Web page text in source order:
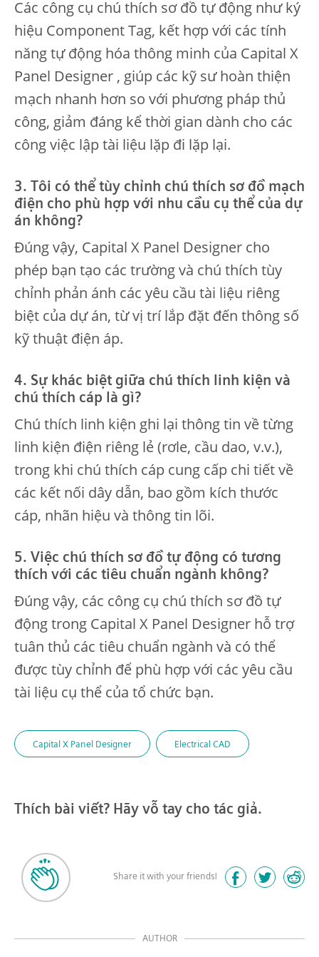
Các công cụ chú thích sơ đồ tự động như ký
hiệu Component Tag, kết hợp với các tính
năng tự động hóa thông minh của Capital X
Panel Designer , giúp các kỹ sư hoàn thiện
mạch nhanh hơn so với phương pháp thủ
công, giảm đáng kể thời gian dành cho các
công việc lập tài liệu lặp đi lặp lại.
3. Tôi có thể tùy chỉnh chú thích sơ đồ mạch
điện cho phù hợp với nhu cầu cụ thể của dự
án không?
Đúng vậy, Capital X Panel Designer cho
phép bạn tạo các trường và chú thích tùy
chỉnh phản ánh các yêu cầu tài liệu riêng
biệt của dự án, từ vị trí lắp đặt đến thông số
kỹ thuật điện áp.
4. Sự khác biệt giữa chú thích linh kiện và
chú thích cáp là gì?
Chú thích linh kiện ghi lại thông tin về từng
linh kiện điện riêng lẻ (rơle, cầu dao, v.v.),
trong khi chú thích cáp cung cấp chi tiết về
các kết nối dây dẫn, bao gồm kích thước
cáp, nhãn hiệu và thông tin lõi.
5. Việc chú thích sơ đồ tự động có tương
thích với các tiêu chuẩn ngành không?
Đúng vậy, các công cụ chú thích sơ đồ tự
động trong Capital X Panel Designer hỗ trợ
tuân thủ các tiêu chuẩn ngành và có thể
được tùy chỉnh để phù hợp với các yêu cầu
tài liệu cụ thể của tổ chức bạn.
Capital X Panel Designer Electrical CAD
Thích bài viết? Hãy vỗ tay cho tác giả.
Share it with your friends!
AUTHOR